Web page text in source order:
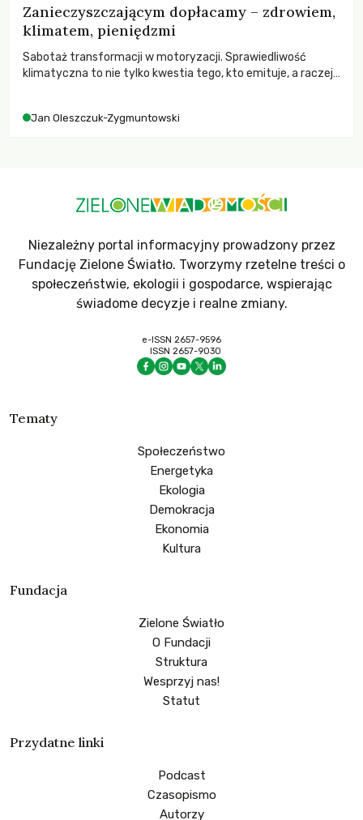
Zanieczyszczającym dopłacamy – zdrowiem,
klimatem, pieniędzmi
Sabotaż transformacji w motoryzacji. Sprawiedliwość
klimatyczna to nie tylko kwestia tego, kto emituje, a raczej
Jan Oleszczuk-Zygmuntowski
Niezależny portal informacyjny prowadzony przez
Fundację Zielone Światło. Tworzymy rzetelne treści o
społeczeństwie, ekologii i gospodarce, wspierając
świadome decyzje i realne zmiany.
e-ISSN 2657-9596
ISSN 2657-9030
Tematy
Społeczeństwo
Energetyka
Ekologia
Demokracja
Ekonomia
Kultura
Fundacja
Zielone Światło
O Fundacji
Struktura
Wesprzyj nas!
Statut
Przydatne linki
Podcast
Czasopismo
Autorzy